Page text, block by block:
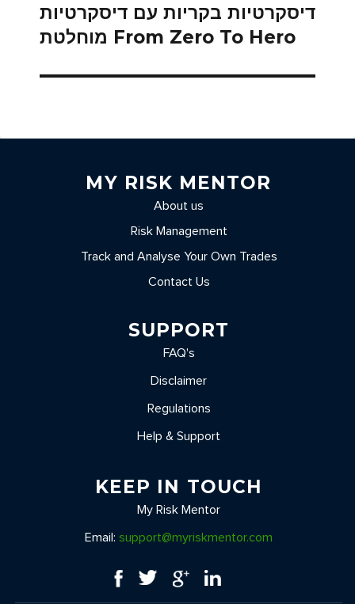
post:
דיסקרטיות בקריות עם דיסקרטיות
מוחלטת From Zero To Hero
MY RISK MENTOR
About us
Risk Management
Track and Analyse Your Own Trades
Contact Us
SUPPORT
FAQ's
Disclaimer
Regulations
Help & Support
KEEP IN TOUCH
My Risk Mentor
Email: support@myriskmentor.com